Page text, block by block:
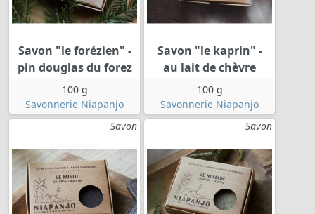
Savon "le forézien" -
pin douglas du forez
100 g
Savonnerie Niapanjo
Savon "le kaprin" -
au lait de chèvre
100 g
Savonnerie Niapanjo
Savon
Savon